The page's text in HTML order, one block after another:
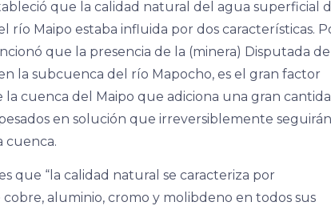
que la calidad natural del agua superficial
río Maipo estaba influida por dos características.
que la presencia de la (minera) Disputada de
la subcuenca del río Mapocho, es el gran factor
la cuenca del Maipo que adiciona una gran
en solución que irreversiblemente seguirán
cuenca.
que “la calidad natural se caracteriza por
aluminio, cromo y molibdeno en todos sus